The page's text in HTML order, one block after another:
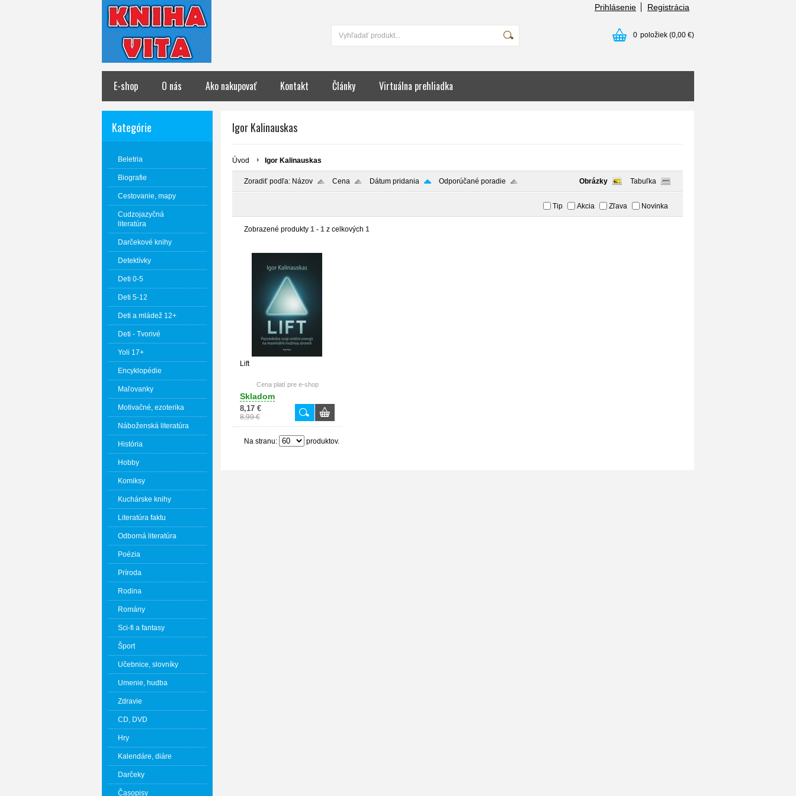
Prihlásenie Registrácia
0 položiek (0,00 €)
E-shop O nás Ako nakupovať Kontakt Články Virtuálna prehliadka
Kategórie
Beletria
Biografie
Cestovanie, mapy
Cudzojazyčná
literatúra
Darčekové knihy
Detektívky
Deti 0-5
Deti 5-12
Deti a mládež 12+
Deti - Tvorivé
Yoli 17+
Encyklopédie
Maľovanky
Motivačné, ezoterika
Náboženská literatúra
História
Hobby
Komiksy
Kuchárske knihy
Literatúra faktu
Odborná literatúra
Poézia
Príroda
Rodina
Romány
Sci-fi a fantasy
Šport
Učebnice, slovníky
Umenie, hudba
Zdravie
CD, DVD
Hry
Kalendáre, diáre
Darčeky
Časopisy
Igor Kalinauskas
Úvod Igor Kalinauskas
Zoradiť podľa: Názov Cena Dátum pridania Odporúčané poradie Obrázky Tabuľka
Tip Akcia Zľava Novinka
Zobrazené produkty 1 - 1 z celkových 1
Lift
Cena platí pre e-shop
Skladom
8,17 €
8,99 €
Na stranu: produktov.